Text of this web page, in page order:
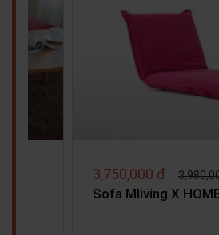
3,950,000 đ
TRANG TRÍ GỖ X HOME Hà Nội Sài